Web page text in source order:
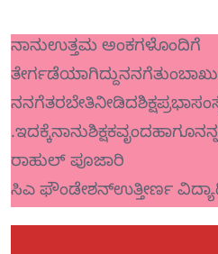
ನಾನುಉತ್ತಮ ಅಂಕಗಳೊಂದಿಗೆ
ರಾಹುಲ್‌ ಪೂಜಾರಿ
ಸಿಎ ಫೌಂಡೇಶನ್ಉತ್ತೀರ್ಣ